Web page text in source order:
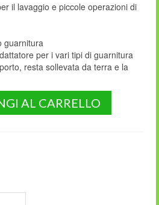
il lavaggio e piccole operazioni di
guarnitura
per i vari tipi di guarnitura
resta sollevata da terra e la
AL CARRELLO